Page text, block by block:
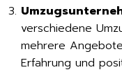
verschiedene
mehrere
Erfahrung und